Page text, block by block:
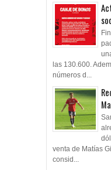
las 130.600.
números d...
venta de Matías
consid...